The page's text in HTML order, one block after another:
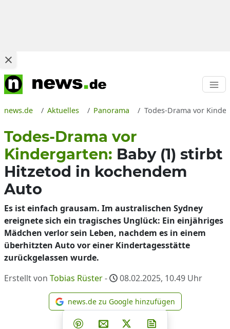
news.de Aktuelles Panorama Todes-Drama vor
Todes-Drama vor
Kindergarten: Baby (1) stirbt
Hitzetod in kochendem
Auto
Es ist einfach grausam. Im australischen Sydney
ereignete sich ein tragisches Unglück: Ein einjähriges
Mädchen verlor sein Leben, nachdem es in einem
überhitzten Auto vor einer Kindertagesstätte
zurückgelassen wurde.
Erstellt von Tobias Rüster- 08.02.2025, 10.49 Uhr
news.de zu Google
news.de zu Google hinzufügen
Teilen auf Facebook
Teilen auf Whatsapp
Teilen auf Telegram
Teilen auf Pinterest
Per E-Mail teilen
Post auf X